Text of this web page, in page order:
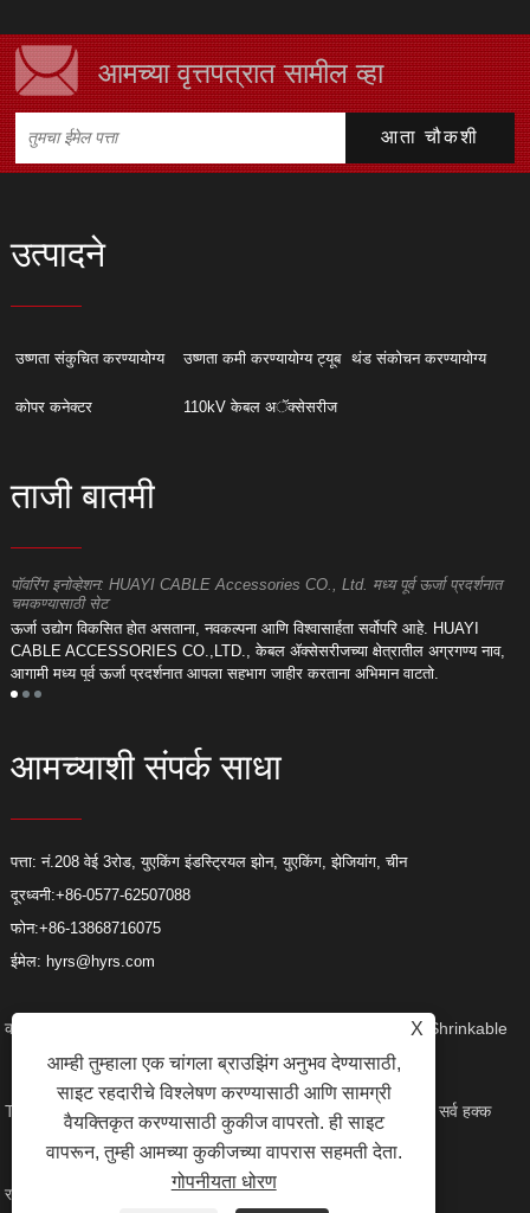
आमच्या वृत्तपत्रात सामील व्हा
उत्पादने
उष्णता संकुचित करण्यायोग्य उष्णता कमी करण्यायोग्य ट्यूब थंड संकोचन करण्यायोग्य
कोपर कनेक्टर 110kV केबल अॅक्सेसरीज
ताजी बातमी
पॉवरिंग इनोव्हेशन: HUAYI CABLE Accessories CO., Ltd. मध्य पूर्व ऊर्जा प्रदर्शनात
चमकण्यासाठी सेट
ऊर्जा उद्योग विकसित होत असताना, नवकल्पना आणि विश्वासार्हता सर्वोपरि आहे. HUAYI
CABLE ACCESSORIES CO.,LTD., केबल ॲक्सेसरीजच्या क्षेत्रातील अग्रगण्य नाव,
आगामी मध्य पूर्व ऊर्जा प्रदर्शनात आपला सहभाग जाहीर करताना अभिमान वाटतो.
आमच्याशी संपर्क साधा
पत्ता: नं.208 वेई 3रोड, युएकिंग इंडस्ट्रियल झोन, युएकिंग, झेजियांग, चीन
दूरध्वनी:+86-0577-62507088
फोन:+86-13868716075
ईमेल: hyrs@hyrs.com
कॉपीराइट © 2022 Huayi Cable Accessories Co., Ltd.- Heat Shrinkable
Tube, Elbow Connector, Heat Shrinkable Termination Kit - सर्व हक्क
राखीव. RSS XML Privacy Policy
X
आम्ही तुम्हाला एक चांगला ब्राउझिंग अनुभव देण्यासाठी,
साइट रहदारीचे विश्लेषण करण्यासाठी आणि सामग्री
वैयक्तिकृत करण्यासाठी कुकीज वापरतो. ही साइट
वापरून, तुम्ही आमच्या कुकीजच्या वापरास सहमती देता.
गोपनीयता धोरण